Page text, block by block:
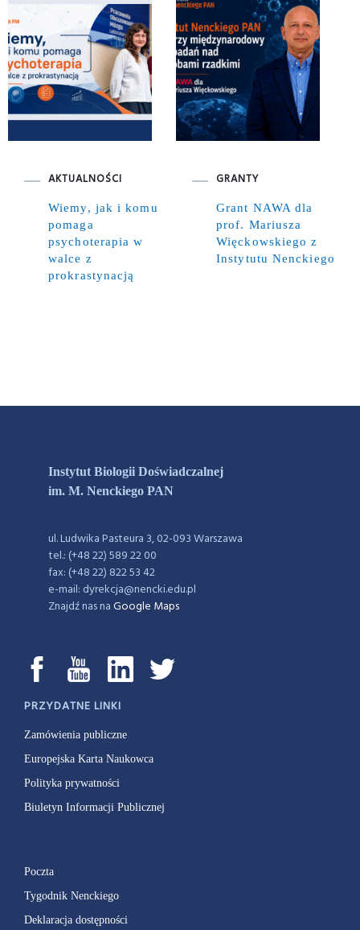
AKTUALNOŚCI
Wiemy, jak i komu
pomaga
psychoterapia w
walce z
prokrastynacją
GRANTY
Grant NAWA dla
prof. Mariusza
Więckowskiego z
Instytutu Nenckiego
Instytut Biologii Doświadczalnej
im. M. Nenckiego PAN
ul. Ludwika Pasteura 3, 02-093 Warszawa
tel.: (+48 22) 589 22 00
fax: (+48 22) 822 53 42
e-mail: dyrekcja@nencki.edu.pl
Znajdź nas naGoogle Maps
PRZYDATNE LINKI
Zamówienia publiczne
Europejska Karta Naukowca
Polityka prywatności
Biuletyn Informacji Publicznej
Poczta
Tygodnik Nenckiego
Deklaracja dostępności